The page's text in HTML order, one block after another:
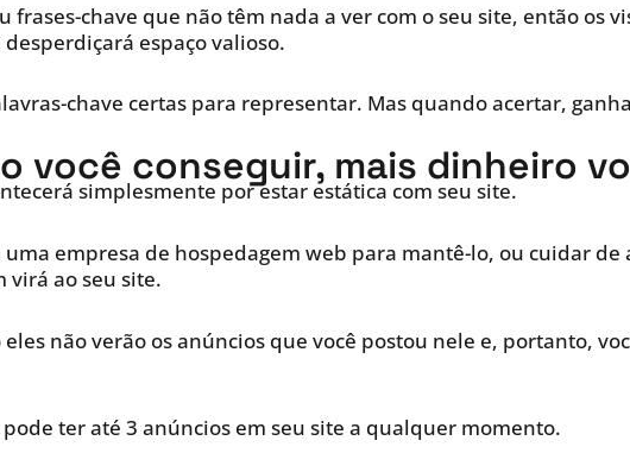
frases-chave que não têm nada a ver com o seu site, então os
espaço valioso.
chave certas para representar. Mas quando acertar,
você conseguir, mais dinheiro
simplesmente por estar estática com seu site.
empresa de hospedagem web para mantê-lo, ou cuidar de
virá ao seu site.
não verão os anúncios que você postou nele e, portanto,
ter até 3 anúncios em seu site a qualquer momento.